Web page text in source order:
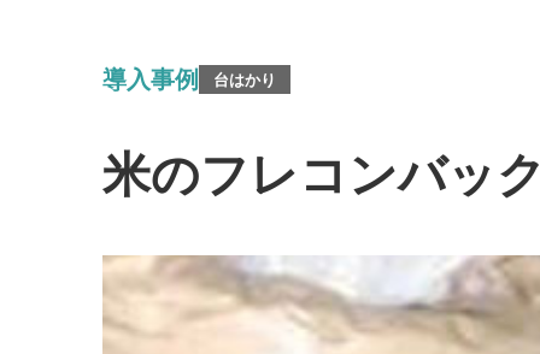
導入事例 台はかり
米のフレコンバッ